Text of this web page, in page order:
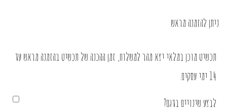
ניתן להזמנה מראש
תכשיט מוכן במלאי יצא מהר למשלוח, זמן ההכנה של תכשיט בהזמנה מראש עד
14 ימי עסקים.
לבצע שינויים בדגם?